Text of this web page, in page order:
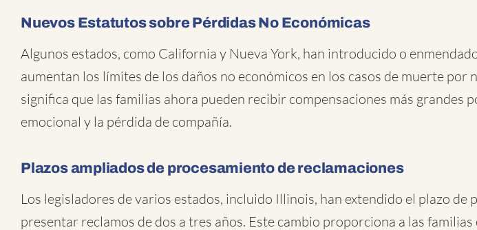
Nuevos Estatutos sobre Pérdidas No Económicas
Algunos estados, como California y Nueva York, han introducido o
aumentan los límites de los daños no económicos en los casos de muerte por
significa que las familias ahora pueden recibir compensaciones más grandes
emocional y la pérdida de compañía.
Plazos ampliados de procesamiento de reclamaciones
Los legisladores de varios estados, incluido Illinois, han extendido el plazo de
presentar reclamos de dos a tres años. Este cambio proporciona a las